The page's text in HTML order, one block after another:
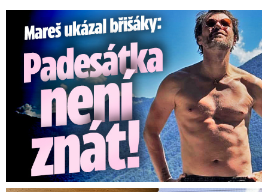
Mareš v dokonalé formě ukázal břišáky: Padesátka není znát